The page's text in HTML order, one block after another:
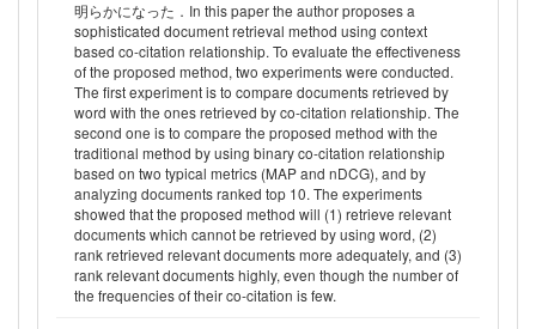
明らかになった．In this paper the author proposes a
sophisticated document retrieval method using context
based co-citation relationship. To evaluate the effectiveness
of the proposed method, two experiments were conducted.
The first experiment is to compare documents retrieved by
word with the ones retrieved by co-citation relationship. The
second one is to compare the proposed method with the
traditional method by using binary co-citation relationship
based on two typical metrics (MAP and nDCG), and by
analyzing documents ranked top 10. The experiments
showed that the proposed method will (1) retrieve relevant
documents which cannot be retrieved by using word, (2)
rank retrieved relevant documents more adequately, and (3)
rank relevant documents highly, even though the number of
the frequencies of their co-citation is few.